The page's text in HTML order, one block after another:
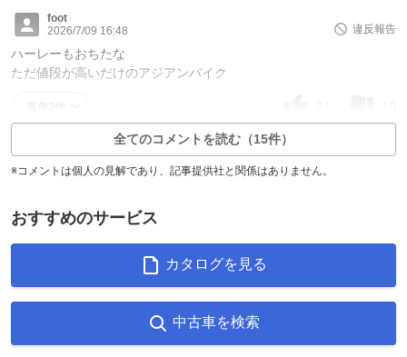
foot
2026/7/09 16:48
違反報告
ハーレーもおちたな
ただ値段が高いだけのアジアンバイク
全てのコメントを読む（15件）
※コメントは個人の見解であり、記事提供社と関係はありません。
おすすめのサービス
カタログを見る
中古車を検索